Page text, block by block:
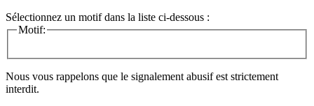
Sélectionnez un motif dans la liste ci-dessous :
Motif:
Nous vous rappelons que le signalement abusif est strictement
interdit.